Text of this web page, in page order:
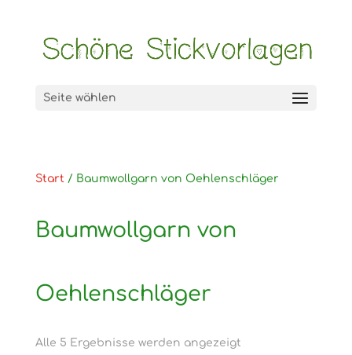
Seite wählen
Start / Baumwollgarn von Oehlenschläger
Baumwollgarn von
Oehlenschläger
Alle 5 Ergebnisse werden angezeigt